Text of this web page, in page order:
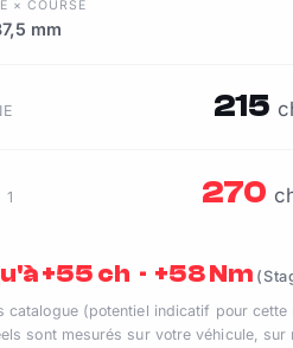
× COURSE
mm
215
1 270
+55 ch · +58 Nm
catalogue (potentiel indicatif pour cette
sont mesurés sur votre véhicule, sur